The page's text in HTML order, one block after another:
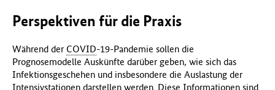
Perspektiven für die Praxis
Während der COVID-19-Pandemie sollen die
Prognosemodelle Auskünfte darüber geben, wie sich das
Infektionsgeschehen und insbesondere die Auslastung der
Intensivstationen darstellen werden. Diese Informationen sind